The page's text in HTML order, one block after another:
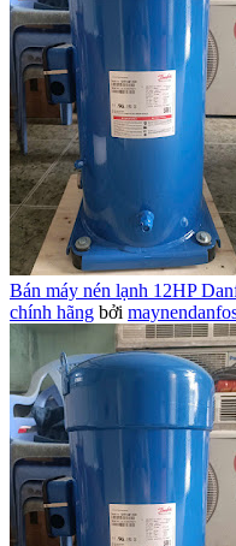
Bán máy nén lạnh 12HP
chính hãng bởi